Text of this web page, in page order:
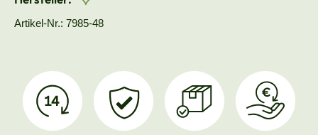
Artikel-Nr.: 7985-48